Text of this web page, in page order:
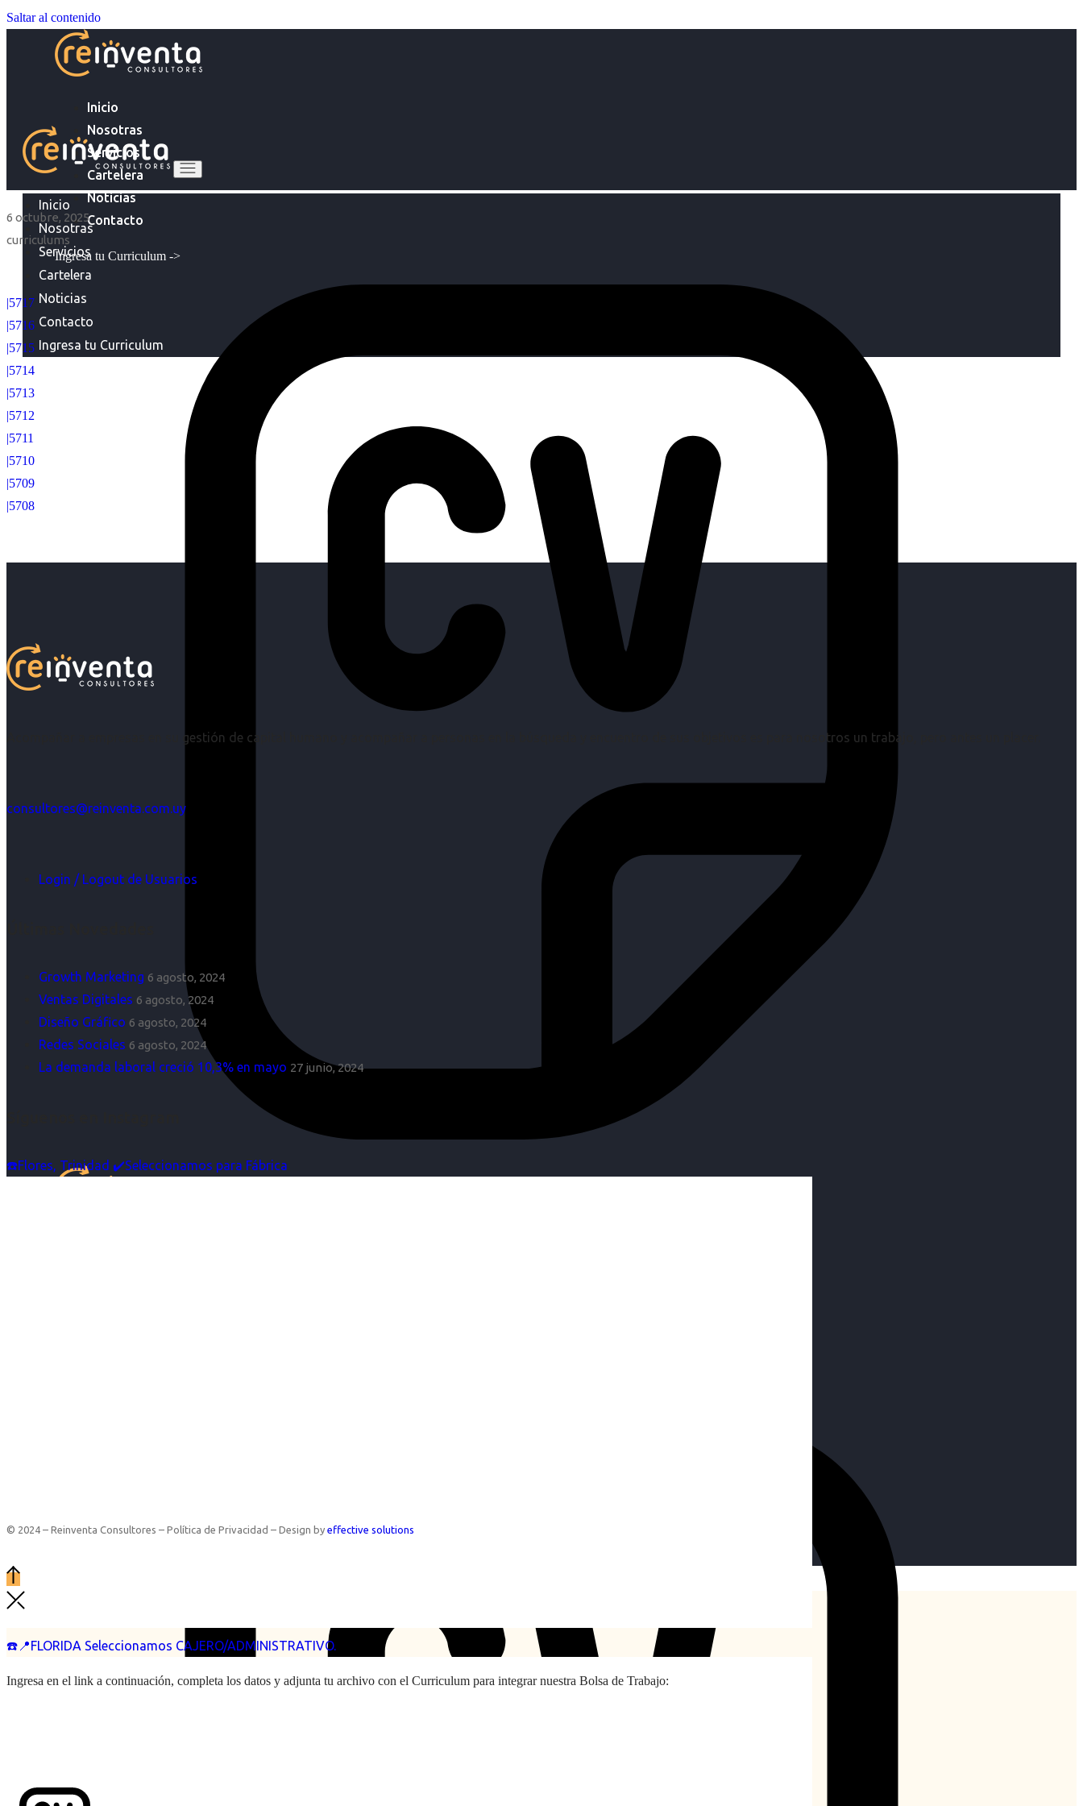
Saltar al contenido
Inicio
Nosotras
Servicios
Cartelera
Noticias
Contacto
Ingresa tu Curriculum ->
Inicio
Nosotras
Servicios
Cartelera
Noticias
Contacto
Ingresa tu Curriculum
6 octubre, 2025
curriculums
|5717
|5716
|5715
|5714
|5713
|5712
|5711
|5710
|5709
|5708
Acompañar a empresas en su gestión de capital humano y acompañar a personas en la búsqueda y encuentro de sus objetivos es para nosotros un trabajo, pero antes un placer.
consultores@reinventa.com.uy
Login / Logout de Usuarios
Growth Marketing 6 agosto, 2024
Ventas Digitales 6 agosto, 2024
Diseño Gráfico 6 agosto, 2024
Redes Sociales 6 agosto, 2024
La demanda laboral creció 10,3% en mayo 27 junio, 2024
☎️Flores, Trinidad ✔️Seleccionamos para Fábrica
☎️📍FLORIDA Seleccionamos CAJERO/ADMINISTRATIVO.
© 2024 – Reinventa Consultores – Política de Privacidad – Design by effective solutions
Ingresa en el link a continuación, completa los datos y adjunta tu archivo con el Curriculum para integrar nuestra Bolsa de Trabajo: